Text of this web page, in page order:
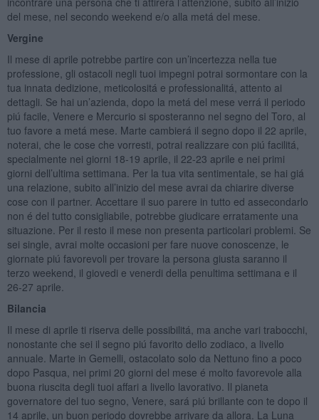
del mese, nel secondo weekend e/o alla metá del mese.
Vergine
Il mese di aprile potrebbe partire con un’incertezza nella tue
professione, gli ostacoli negli tuoi impegni potrai sormontare con la
tua innata dedizione, meticolositá e professionalitá, attento ai
dettagli. Se hai un’azienda, dopo la metá del mese verrá il periodo
piú facile, Venere e Mercurio si sposteranno nel segno del Toro, al
tuo favore a metá mese. Marte cambierá il segno dopo il 22 aprile,
noterai, che le cose che vorresti, potrai realizzare con piú facilitá,
specialmente nei giorni 18-19 aprile, il 22-23 aprile e nei primi
giorni dell’ultima settimana. Per la tua vita sentimentale, se hai giá
una relazione, subito all’inizio del mese avrai da chiarire diverse
cose con il partner. Accettare il suo parere in tutto ed assecondarlo
non é del tutto consigliabile, potrebbe giudicare erratamente una
situazione. Per il resto il mese non presenta particolari problemi. Se
sei single, avrai molte occasioni per fare nuove conoscenze, le
giornate piú favorevoli per trovare la persona giusta saranno il
terzo weekend, il giovedi e venerdi della penultima settimana e il
26-27 aprile.
Bilancia
Il mese di aprile ti riserva delle possibilitá, ma anche vari trabocchi,
nonostante che sei il segno piú favorito dello zodiaco, a livello
annuale. Marte in Gemelli, ostacolato solo da Nettuno fino a poco
dopo Pasqua, nei primi 20 giorni del mese é molto favorevole alla
buona riuscita degli tuoi affari a livello lavorativo. Il pianeta
governatore del tuo segno, Venere, sará piú brillante con te dopo il
14 aprile, un buon periodo dovrebbe arrivare da allora. La Luna